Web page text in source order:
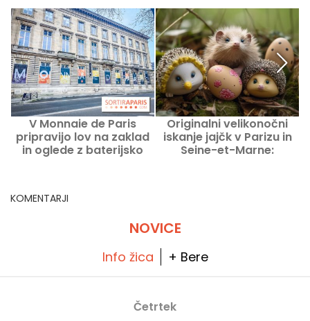
V Monnaie de Paris
pripravijo lov na zaklad
in oglede z baterijsko
Originalni velikonočni
iskanje jajčk v Parizu in
Seine-et-Marne:
KOMENTARJI
NOVICE
Info žica + Bere
Četrtek